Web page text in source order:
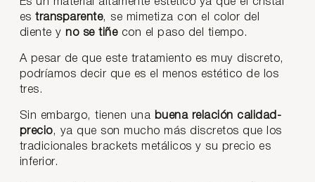
estransparente, se mimetiza con el color del
diente y no se tiñecon el paso del tiempo.
A pesar de que este tratamiento es muy discreto,
podríamos decir que es el menos estético de los
tres.
Sin embargo, tienen una buena relación calidad-
precio, ya que son mucho más discretos que los
tradicionales brackets metálicos y su precio es
inferior.